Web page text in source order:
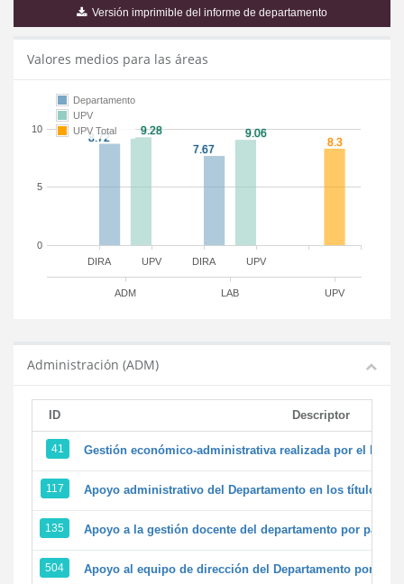
Versión imprimible del informe de departamento
Valores medios para las áreas
DIRA DIRA
UPV UPV
ADM LAB UPV
0
5
10
Departamento
UPV
UPV Total
Administración (ADM)
ID Descriptor
41 Gestión económico-administrativa realizada por el
117 Apoyo administrativo del Departamento en los títulos de
135 Apoyo a la gestión docente del departamento por parte
504 Apoyo al equipo de dirección del Departamento por